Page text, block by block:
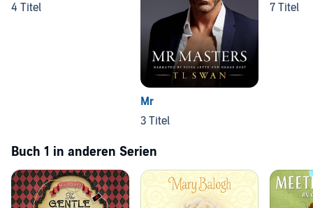
4 Titel
Mr
3 Titel
7 Titel
Buch 1 in anderen Serien